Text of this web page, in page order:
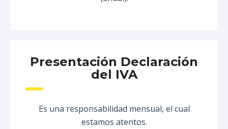
Presentación Declaración
del IVA
Es una responsabilidad mensual, el cual
estamos atentos.